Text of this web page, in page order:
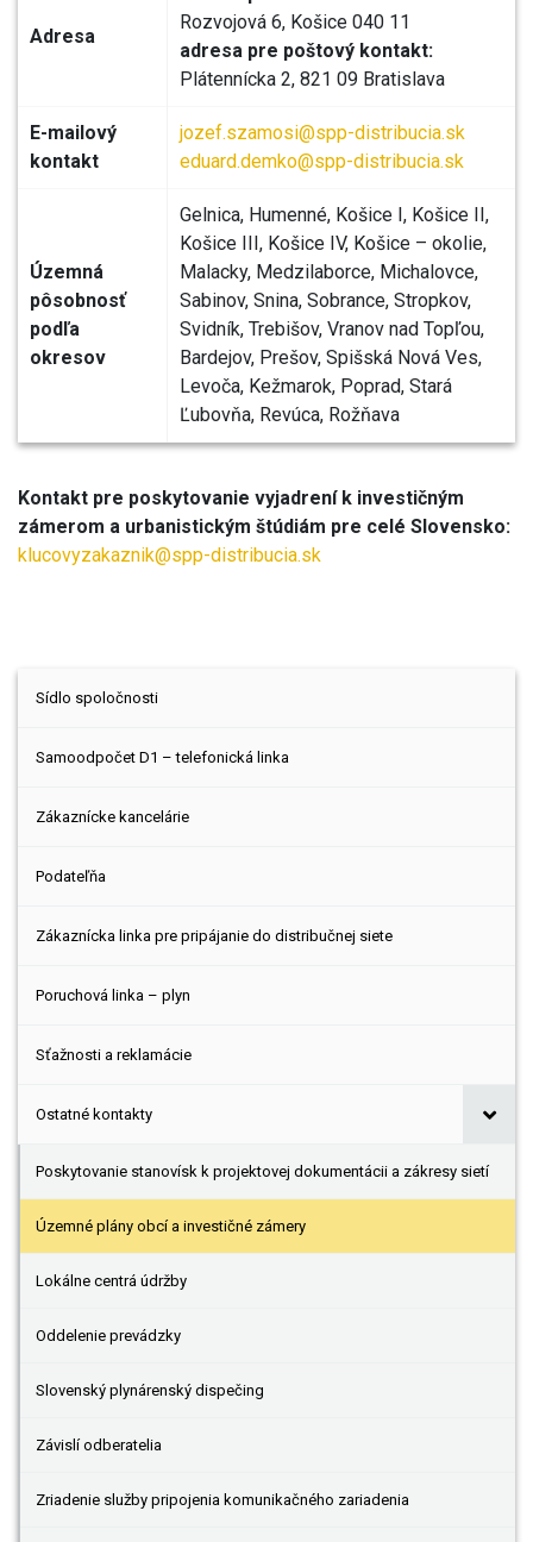
Sídlo spoločnosti
Samoodpočet D1 – telefonická linka
Zákaznícke kancelárie
Podateľňa
Zákaznícka linka pre pripájanie do distribučnej siete
Poruchová linka – plyn
Sťažnosti a reklamácie
Ostatné kontakty
Poskytovanie stanovísk k projektovej dokumentácii a zákresy sietí
Územné plány obcí a investičné zámery
Lokálne centrá údržby
Oddelenie prevádzky
Slovenský plynárenský dispečing
Závislí odberatelia
Zriadenie služby pripojenia komunikačného zariadenia
Adresa
Rozvojová 6, Košice 040 11
adresa pre poštový kontakt:
Plátennícka 2, 821 09 Bratislava
E-mailový
kontakt
jozef.szamosi@spp-distribucia.sk
eduard.demko@spp-distribucia.sk
Územná
pôsobnosť
podľa
okresov
Gelnica, Humenné, Košice I, Košice II,
Košice III, Košice IV, Košice – okolie,
Malacky, Medzilaborce, Michalovce,
Sabinov, Snina, Sobrance, Stropkov,
Svidník, Trebišov, Vranov nad Topľou,
Bardejov, Prešov, Spišská Nová Ves,
Levoča, Kežmarok, Poprad, Stará
Ľubovňa, Revúca, Rožňava
Kontakt pre poskytovanie vyjadrení k investičným
zámerom a urbanistickým štúdiám pre celé Slovensko:
klucovyzakaznik@spp-distribucia.sk